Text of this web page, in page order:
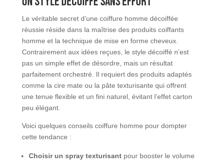
Le véritable secret d’une coiffure homme décoiffée
réussie réside dans la maîtrise des produits coiffants
homme et la technique de mise en forme cheveux.
Contrairement aux idées reçues, le style décoiffé n’est
pas un simple effet de désordre, mais un résultat
parfaitement orchestré. Il requiert des produits adaptés
comme la cire mate ou la pâte texturisante qui offrent
une tenue flexible et un fini naturel, évitant l’effet carton
peu élégant.
Voici quelques conseils coiffure homme pour dompter
cette tendance :
Choisir un spray texturisantpour booster le volume